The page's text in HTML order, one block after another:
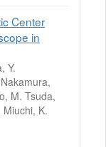
Center
in
Y.
M. Tsuda,
Miuchi, K.